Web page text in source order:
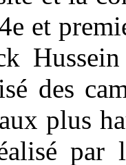
et
des
plus
par